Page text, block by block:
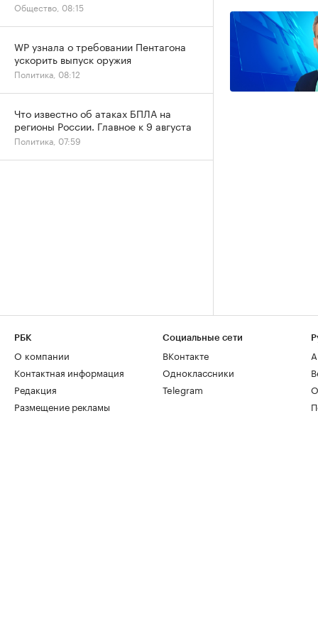
Общество, 08:15
WP узнала о требовании Пентагона
ускорить выпуск оружия
Политика, 08:12
Что известно об атаках БПЛА на
регионы России. Главное к 9 августа
Политика, 07:59
РБК
О компании
Контактная информация
Редакция
Размещение рекламы
Социальные сети
ВКонтакте
Одноклассники
Telegram